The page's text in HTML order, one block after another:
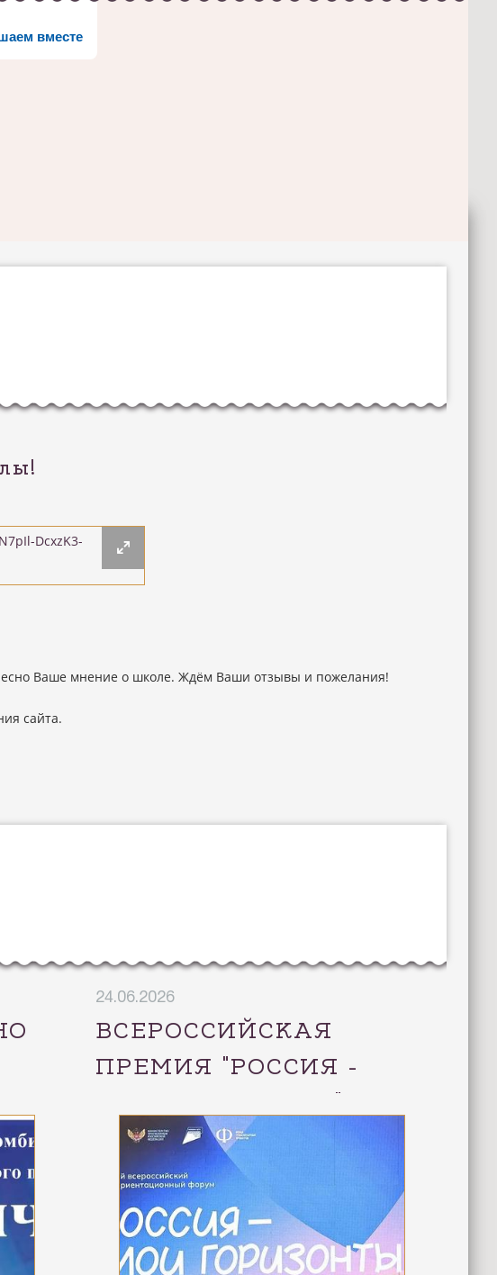
вместе
Ваше мнение о школе. Ждём Ваши отзывы и пожелания!
сайта.
24.06.2026
ВСЕРОССИЙСКАЯ
ПРЕМИЯ "РОССИЯ -